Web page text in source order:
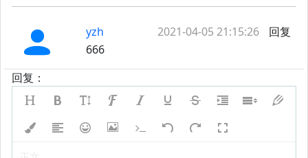
yzh 回复
2021-04-05 21:15:26
666
回复：